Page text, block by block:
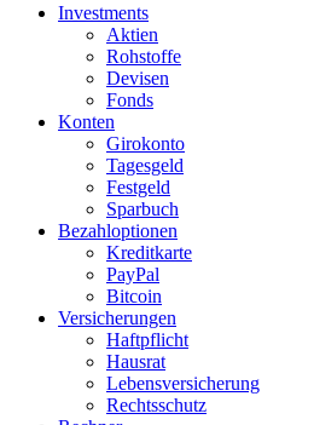
Investments
Aktien
Rohstoffe
Devisen
Fonds
Konten
Girokonto
Tagesgeld
Festgeld
Sparbuch
Bezahloptionen
Kreditkarte
PayPal
Bitcoin
Versicherungen
Haftpflicht
Hausrat
Lebensversicherung
Rechtsschutz